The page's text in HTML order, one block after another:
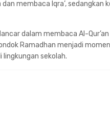
membaca Iqra’, sedangkan
dalam membaca Al-
Ramadhan menjadi
sekolah.